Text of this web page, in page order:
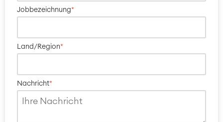
Jobbezeichnung*
Land/Region*
Nachricht*